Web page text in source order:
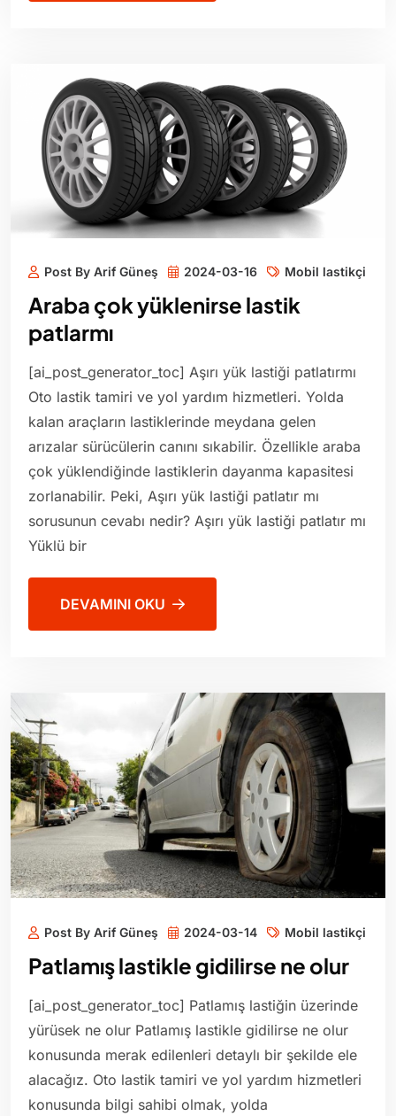
Post By Arif Güneş 2024-03-16 Mobil lastikçi
Araba çok yüklenirse lastik
patlarmı
[ai_post_generator_toc] Aşırı yük lastiği patlatırmı
Oto lastik tamiri ve yol yardım hizmetleri. Yolda
kalan araçların lastiklerinde meydana gelen
arızalar sürücülerin canını sıkabilir. Özellikle araba
çok yüklendiğinde lastiklerin dayanma kapasitesi
zorlanabilir. Peki, Aşırı yük lastiği patlatır mı
sorusunun cevabı nedir? Aşırı yük lastiği patlatır mı
Yüklü bir
DEVAMINI OKU
Post By Arif Güneş 2024-03-14 Mobil lastikçi
Patlamış lastikle gidilirse ne olur
[ai_post_generator_toc] Patlamış lastiğin üzerinde
yürüsek ne olur Patlamış lastikle gidilirse ne olur
konusunda merak edilenleri detaylı bir şekilde ele
alacağız. Oto lastik tamiri ve yol yardım hizmetleri
konusunda bilgi sahibi olmak, yolda